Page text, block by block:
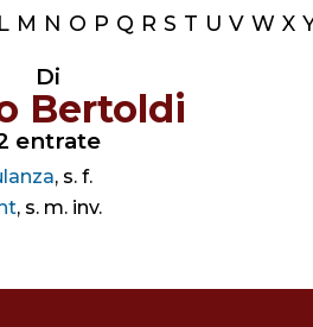
L M N O P Q R S T U V W X
Di
Bertoldi
entrate
, s. f.
, s. m. inv.